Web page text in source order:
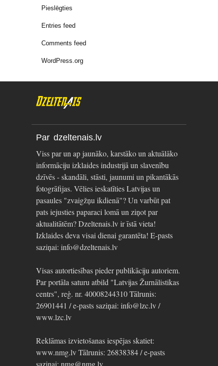
Pieslēgties
Entries feed
Comments feed
WordPress.org
Par dzeltenais.lv
Viss par un ap jaunāko, karstāko un aktuālāko
informāciju izklaides industrijā un slavenību
dzīvēs - skandāli, stāsti, jaunumi un pikantākās
fotogrāfijas. Vēlies ieskatīties Latvijas un
pasaules "zvaigžņu ikdienā"? Un varbūt pat
pats iejusties paparaci lomā un ziņot par
aktualitātēm? Dzeltenais.lv ir īstā vieta!
Izklaides deva visai dienai garantēta! E-pasts
saziņai: info@dzeltenais.lv
Visas autortiesības pieder publikāciju autoriem.
Par portāla saturu atbild "Latvijas Žurnālistikas
centrs", reģ. nr. 40008244310 Tālrunis:
26901441 / e-pasts saziņai: info@lzc.lv /
www.lzc.lv
Reklāmas izvietošanas iespējas skatiet:
www.nmg.lv Tālrunis: 26838384 / e-pasts
saziņai: nmg@nmg.lv